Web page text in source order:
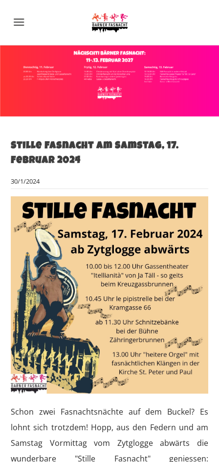
Menu
Stille Fasnacht am Samstag, 17.
Februar 2024
30/1/2024
Schon zwei Fasnachtsnächte auf dem Buckel? Es
lohnt sich trotzdem! Hopp, aus den Federn und am
Samstag Vormittag vom Zytglogge abwärts die
wunderbare "Stille Fasnacht" geniessen: